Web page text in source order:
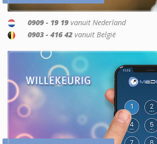
0909 - 19 19 vanuit Nederland
0903 - 416 42 vanuit België